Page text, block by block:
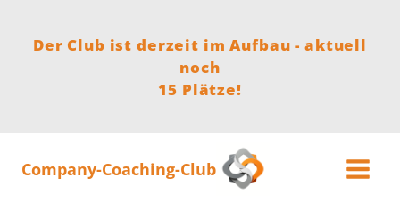
springenDer Club ist derzeit im Aufbau - aktuell
noch
15 Plätze!
Company-Coaching-Club